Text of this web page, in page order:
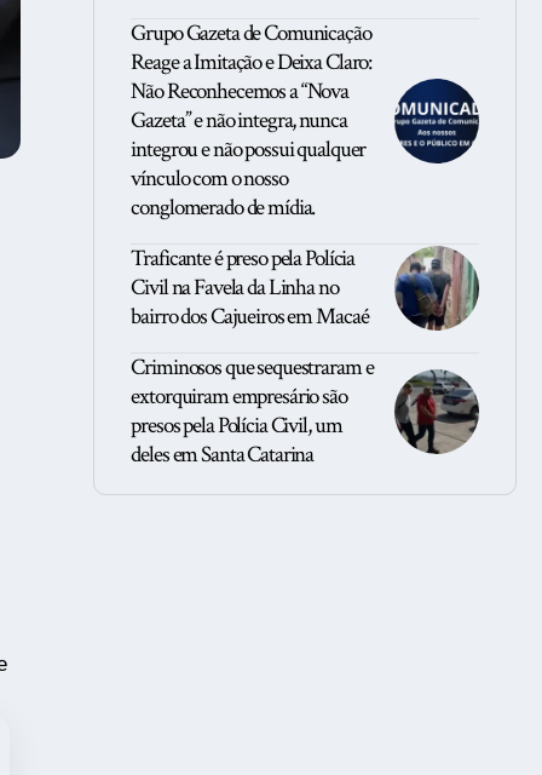
Grupo Gazeta de Comunicação
Reage a Imitação e Deixa Claro:
Não Reconhecemos a “Nova
Gazeta” e não integra, nunca
integrou e não possui qualquer
vínculo com o nosso
conglomerado de mídia.
Traficante é preso pela Polícia
Civil na Favela da Linha no
bairro dos Cajueiros em Macaé
Criminosos que sequestraram e
extorquiram empresário são
presos pela Polícia Civil, um
deles em Santa Catarina